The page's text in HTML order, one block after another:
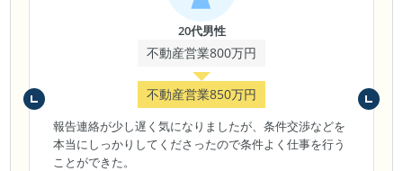
20代男性
不動産営業800万円
不動産営業850万円
報告連絡が少し遅く気になりましたが、条件交渉などを
本当にしっかりしてくださったので条件よく仕事を行う
ことができた。